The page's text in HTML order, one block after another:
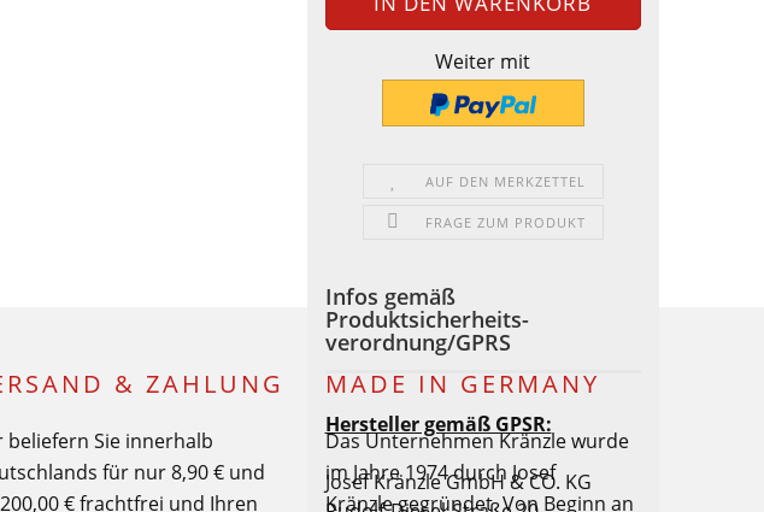
Weiter mit
AUF DEN MERKZETTEL
FRAGE ZUM PRODUKT
Infos gemäß
Produktsicherheits-
verordnung/GPRS
Hersteller gemäß GPSR:
Josef Kränzle GmbH & CO. KG
& ZAHLUNG
beliefern Sie innerhalb
für nur 8,90 € und
€ frachtfrei und Ihren
MADE IN GERMANY
Das Unternehmen Kränzle wurde
im Jahre 1974 durch Josef
Kränzle gegründet. Von Beginn an